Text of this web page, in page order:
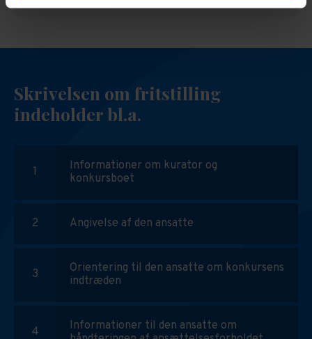
Skrivelsen om fritstilling
indeholder bl.a.
Informationer om kurator og
konkursboet
Angivelse af den ansatte
Orientering til den ansatte om konkursens
indtræden
Informationer til den ansatte om